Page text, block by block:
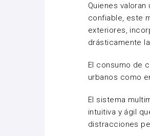
Quienes
confiable, este
exteriores,
drásticamente
El consumo de
urbanos como
El sistema
intuitiva y ágil
distracciones